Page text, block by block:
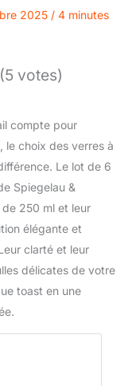
2025 / 4 minutes
votes)
compte pour
le choix des verres à
Le lot de 6
Spiegelau &
250 ml et leur
élégante et
clarté et leur
délicates de votre
toast en une